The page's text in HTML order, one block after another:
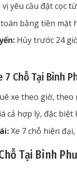
yêu cầu đặt cọc
bằng tiền mặt
Hủy trước 24
7 Chỗ Tại Bình
xe theo giờ, theo
cả hợp lý, đặc biệt
Xe 7 chỗ hiện
Tại Bình